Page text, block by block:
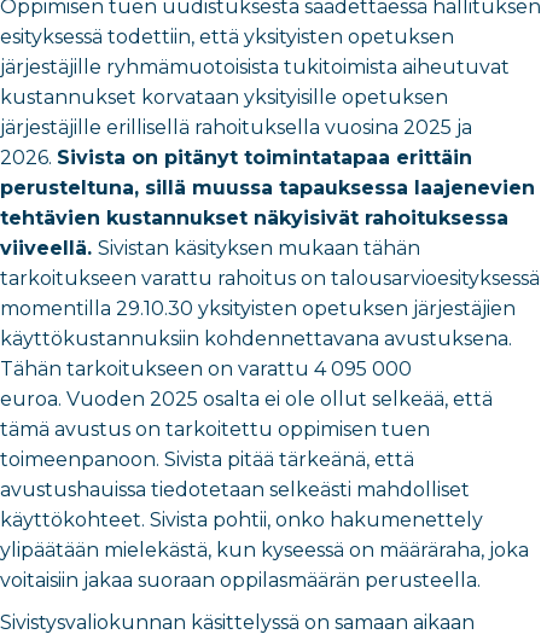
Oppimisen tuen uudistuksesta säädettäessä hallituksen
esityksessä todettiin, että yksityisten opetuksen
järjestäjille ryhmämuotoisista tukitoimista aiheutuvat
kustannukset korvataan yksityisille opetuksen
järjestäjille erillisellä rahoituksella vuosina 2025 ja
2026. Sivista on pitänyt toimintatapaa erittäin
perusteltuna, sillä muussa tapauksessa laajenevien
tehtävien kustannukset näkyisivät rahoituksessa
viiveellä. Sivistan käsityksen mukaan tähän
tarkoitukseen varattu rahoitus on talousarvioesityksessä
momentilla 29.10.30 yksityisten opetuksen järjestäjien
käyttökustannuksiin kohdennettavana avustuksena.
Tähän tarkoitukseen on varattu 4 095 000
euroa. Vuoden 2025 osalta ei ole ollut selkeää, että
tämä avustus on tarkoitettu oppimisen tuen
toimeenpanoon. Sivista pitää tärkeänä, että
avustushauissa tiedotetaan selkeästi mahdolliset
käyttökohteet. Sivista pohtii, onko hakumenettely
ylipäätään mielekästä, kun kyseessä on määräraha, joka
voitaisiin jakaa suoraan oppilasmäärän perusteella.
Sivistysvaliokunnan käsittelyssä on samaan aikaan